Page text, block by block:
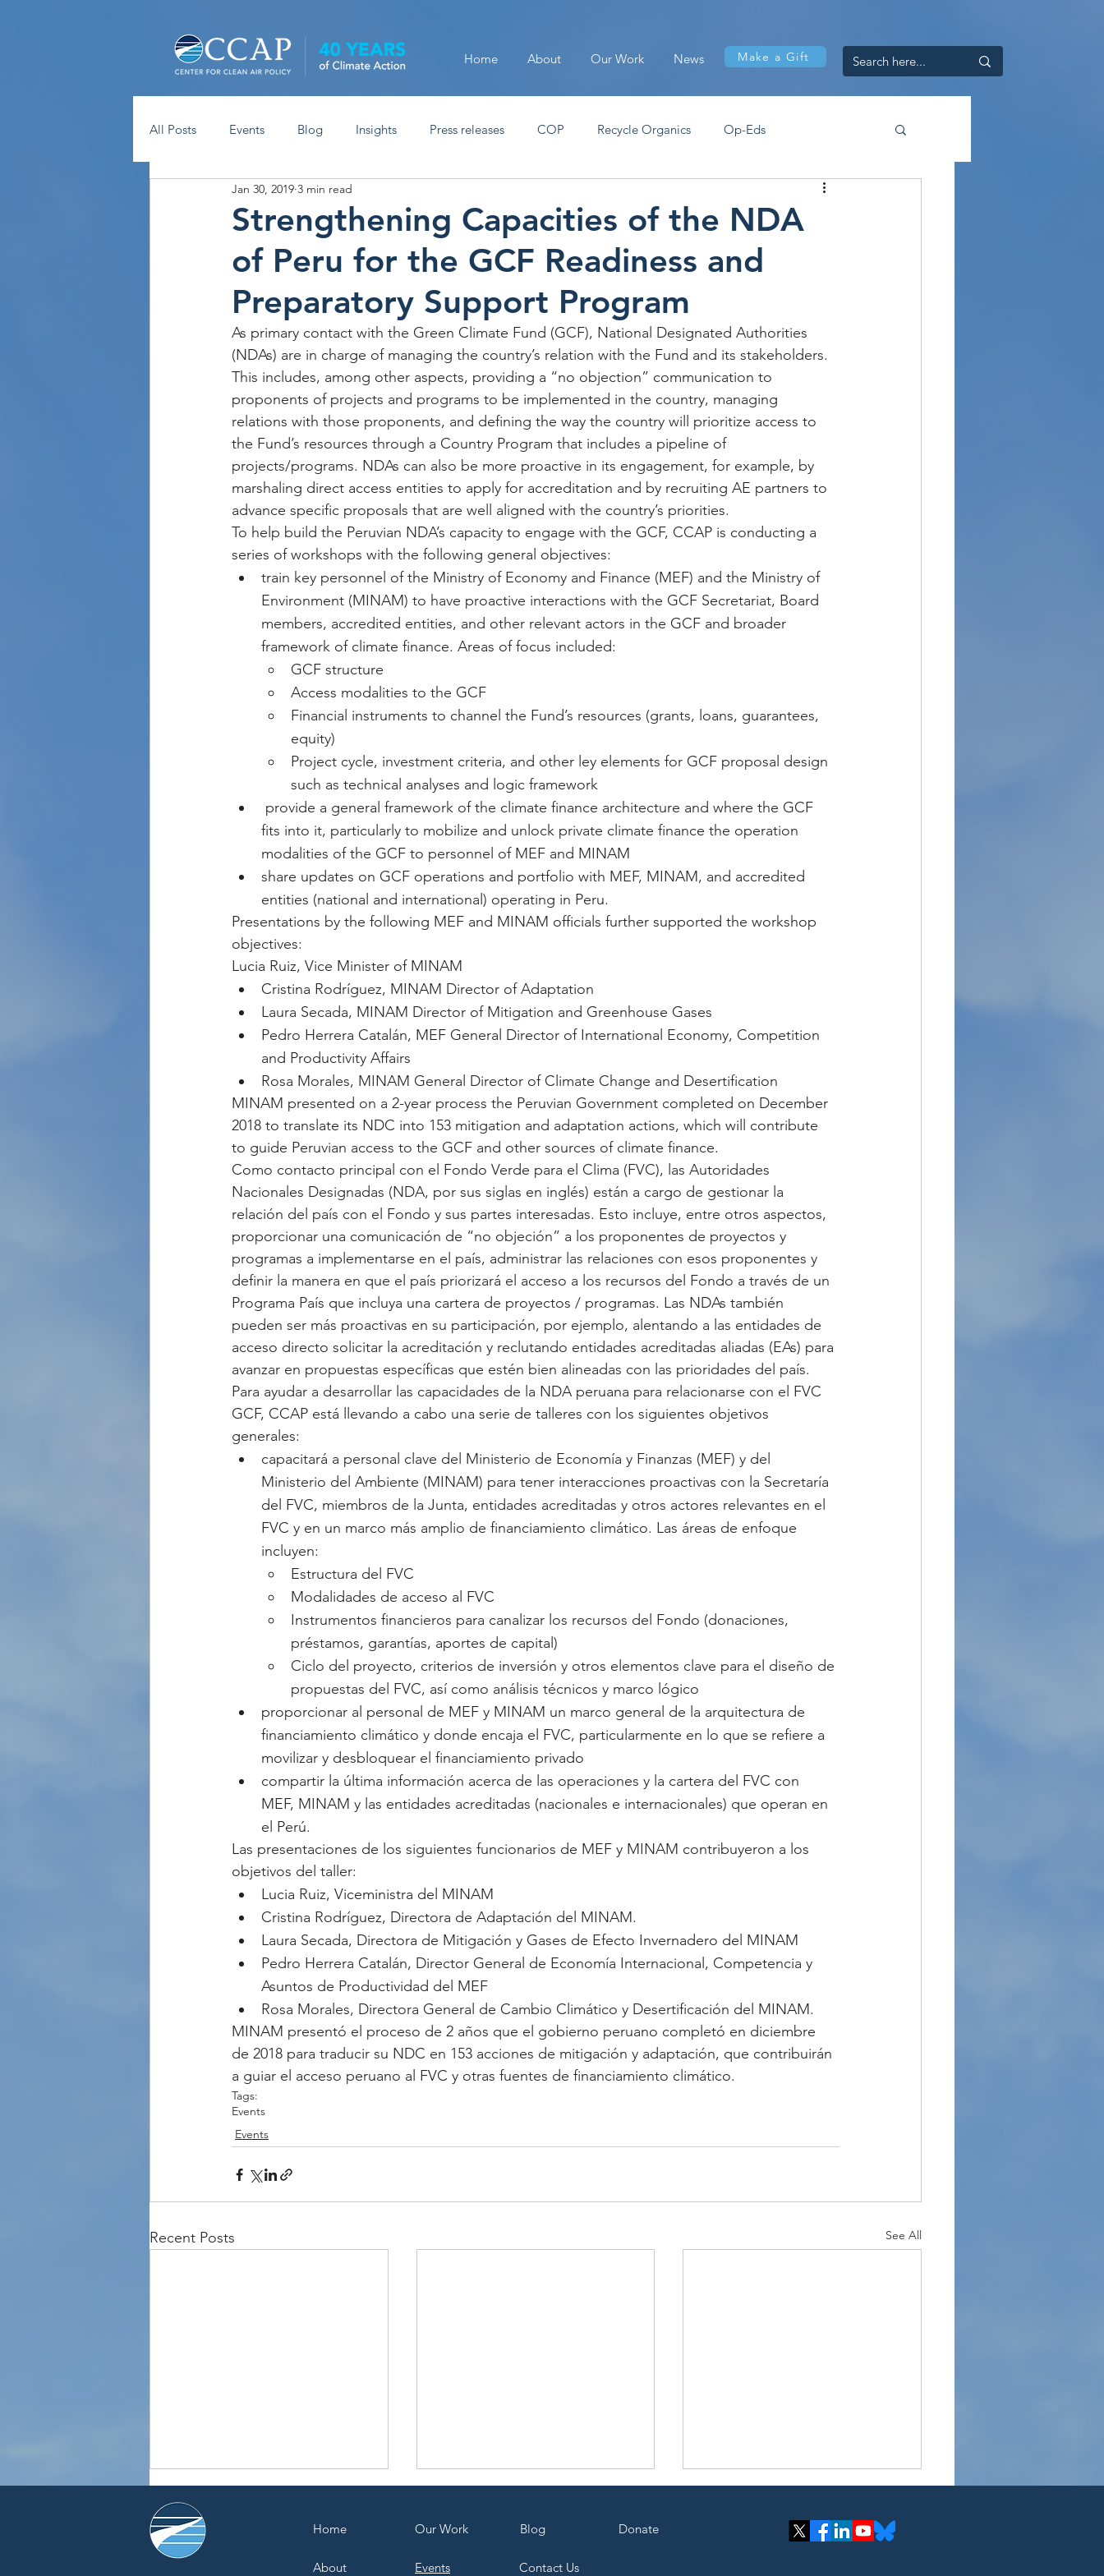
Home About Our Work News Make a Gift
All Posts Events Blog Insights Press releases COP Recycle Organics Op-Eds
Strengthening Capacities of the NDA
of Peru for the GCF Readiness and
Preparatory Support Program
Jan 30, 2019 3 min read
As primary contact with the Green Climate Fund (GCF), National Designated Authorities
(NDAs) are in charge of managing the country’s relation with the Fund and its stakeholders.
This includes, among other aspects, providing a “no objection” communication to
proponents of projects and programs to be implemented in the country, managing
relations with those proponents, and defining the way the country will prioritize access to
the Fund’s resources through a Country Program that includes a pipeline of
projects/programs. NDAs can also be more proactive in its engagement, for example, by
marshaling direct access entities to apply for accreditation and by recruiting AE partners to
advance specific proposals that are well aligned with the country’s priorities.
To help build the Peruvian NDA’s capacity to engage with the GCF, CCAP is conducting a
series of workshops with the following general objectives:
train key personnel of the Ministry of Economy and Finance (MEF) and the Ministry of
Environment (MINAM) to have proactive interactions with the GCF Secretariat, Board
members, accredited entities, and other relevant actors in the GCF and broader
framework of climate finance. Areas of focus included:
GCF structure
Access modalities to the GCF
Financial instruments to channel the Fund’s resources (grants, loans, guarantees,
equity)
Project cycle, investment criteria, and other ley elements for GCF proposal design
such as technical analyses and logic framework
fits into it, particularly to mobilize and unlock private climate finance the operation
modalities of the GCF to personnel of MEF and MINAM
share updates on GCF operations and portfolio with MEF, MINAM, and accredited
entities (national and international) operating in Peru.
Presentations by the following MEF and MINAM officials further supported the workshop
objectives:
Lucia Ruiz, Vice Minister of MINAM
Cristina Rodríguez, MINAM Director of Adaptation
Laura Secada, MINAM Director of Mitigation and Greenhouse Gases
Pedro Herrera Catalán, MEF General Director of International Economy, Competition
and Productivity Affairs
Rosa Morales, MINAM General Director of Climate Change and Desertification
MINAM presented on a 2-year process the Peruvian Government completed on December
2018 to translate its NDC into 153 mitigation and adaptation actions, which will contribute
to guide Peruvian access to the GCF and other sources of climate finance.
Como contacto principal con el Fondo Verde para el Clima (FVC), las Autoridades
Nacionales Designadas (NDA, por sus siglas en inglés) están a cargo de gestionar la
relación del país con el Fondo y sus partes interesadas. Esto incluye, entre otros aspectos,
proporcionar una comunicación de “no objeción” a los proponentes de proyectos y
programas a implementarse en el país, administrar las relaciones con esos proponentes y
definir la manera en que el país priorizará el acceso a los recursos del Fondo a través de un
Programa País que incluya una cartera de proyectos / programas. Las NDAs también
pueden ser más proactivas en su participación, por ejemplo, alentando a las entidades de
acceso directo solicitar la acreditación y reclutando entidades acreditadas aliadas (EAs) ​​para
avanzar en propuestas específicas que estén bien alineadas con las prioridades del país.
Para ayudar a desarrollar las capacidades de la NDA peruana para relacionarse con el FVC
GCF, CCAP está llevando a cabo una serie de talleres con los siguientes objetivos
generales:
capacitará a personal clave del Ministerio de Economía y Finanzas (MEF) y del
Ministerio del Ambiente (MINAM) para tener interacciones proactivas con la Secretaría
del FVC, miembros de la Junta, entidades acreditadas y otros actores relevantes en el
FVC y en un marco más amplio de financiamiento climático. Las áreas de enfoque
incluyen:
Estructura del FVC
Modalidades de acceso al FVC
Instrumentos financieros para canalizar los recursos del Fondo (donaciones,
préstamos, garantías, aportes de capital)
Ciclo del proyecto, criterios de inversión y otros elementos clave para el diseño de
propuestas del FVC, así como análisis técnicos y marco lógico
proporcionar al personal de MEF y MINAM un marco general de la arquitectura de
financiamiento climático y donde encaja el FVC, particularmente en lo que se refiere a
movilizar y desbloquear el financiamiento privado
compartir la última información acerca de las operaciones y la cartera del FVC con
MEF, MINAM y las entidades acreditadas (nacionales e internacionales) que operan en
el Perú.
Las presentaciones de los siguientes funcionarios de MEF y MINAM contribuyeron a los
objetivos del taller:
Lucia Ruiz, Viceministra del MINAM
Cristina Rodríguez, Directora de Adaptación del MINAM.
Laura Secada, Directora de Mitigación y Gases de Efecto Invernadero del MINAM
Pedro Herrera Catalán, Director General de Economía Internacional, Competencia y
Asuntos de Productividad del MEF
Rosa Morales, Directora General de Cambio Climático y Desertificación del MINAM.
MINAM presentó el proceso de 2 años que el gobierno peruano completó en diciembre
de 2018 para traducir su NDC en 153 acciones de mitigación y adaptación, que contribuirán
a guiar el acceso peruano al FVC y otras fuentes de financiamiento climático.
Tags:
Events
Events
Recent Posts See All
Home
About
Our Work
Events
Blog Donate
Contact Us